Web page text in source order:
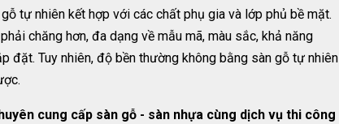
tự nhiên kết hợp với các chất phụ gia và lớp phủ bề mặt.
chăng hơn, đa dạng về mẫu mã, màu sắc, khả năng
đặt. Tuy nhiên, độ bền thường không bằng sàn gỗ tự nhiên
cung cấp sàn gỗ - sàn nhựa cùng dịch vụ thi công